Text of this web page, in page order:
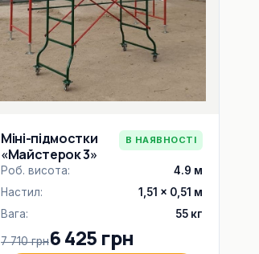
Міні-підмостки
«Майстерок 3»
В НАЯВНОСТІ
Роб. висота:
4.9 м
Настил:
1,51 × 0,51 м
Вага:
55 кг
7 710 грн6 425 грн